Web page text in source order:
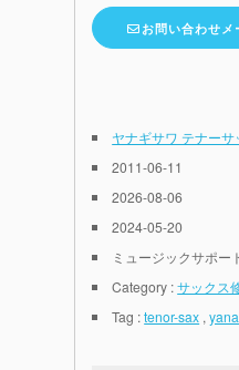
お問い合わせメ
ヤナギサワ テナー
2011-06-11
2026-08-06
2024-05-20
ミュージックサポー
Category :サックス
Tag :tenor-sax ,